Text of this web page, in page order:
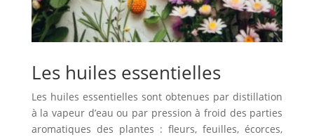
Les huiles essentielles
Les huiles essentielles sont obtenues par distillation
à la vapeur d’eau ou par pression à froid des parties
aromatiques des plantes : fleurs, feuilles, écorces,